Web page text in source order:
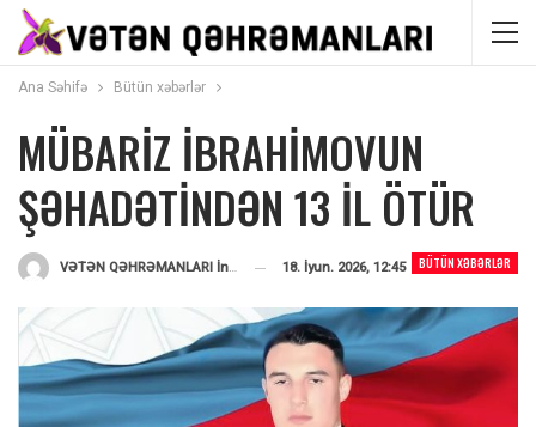
Ana Səhifə Bütün xəbərlər
MÜBARİZ İBRAHİMOVUN
ŞƏHADƏTİNDƏN 13 İL ÖTÜR
BÜTÜN XƏBƏRLƏR
VƏTƏN QƏHRƏMANLARI İnformasiya Portalı Tərəfindən
18. İyun. 2026, 12:45